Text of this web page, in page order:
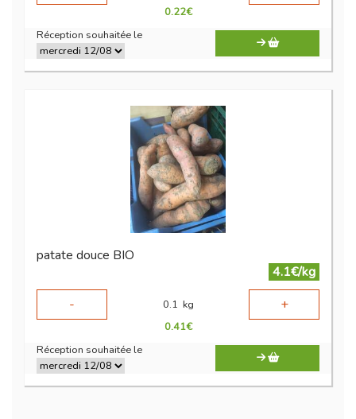
0.22€
Réception souhaitée le
patate douce BIO
4.1€/kg
-
0.1 kg +
0.41€
Réception souhaitée le